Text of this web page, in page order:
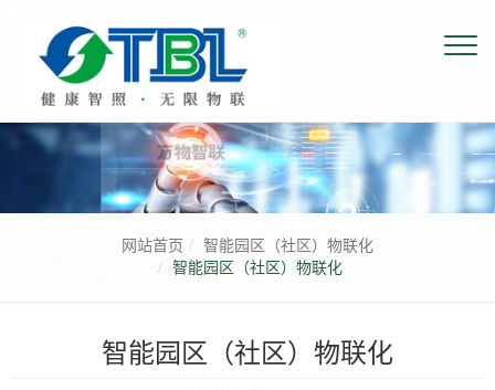
网站首页
智能园区（社区）物联化
智能园区（社区）物联化
智能园区（社区）物联化